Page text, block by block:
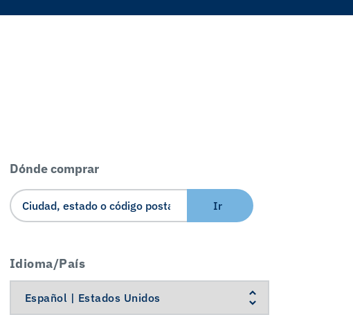
Dónde comprar
Ir
Idioma/País